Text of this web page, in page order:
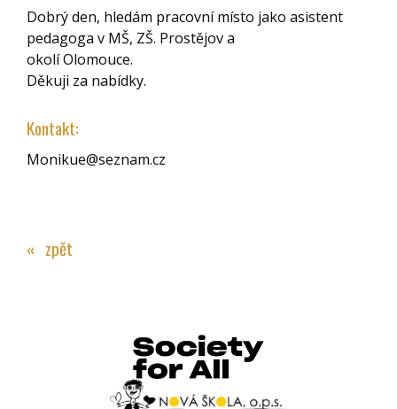
Dobrý den, hledám pracovní místo jako asistent
pedagoga v MŠ, ZŠ. Prostějov a
okolí Olomouce.
Děkuji za nabídky.
Kontakt:
Monikue@seznam.cz
« zpět